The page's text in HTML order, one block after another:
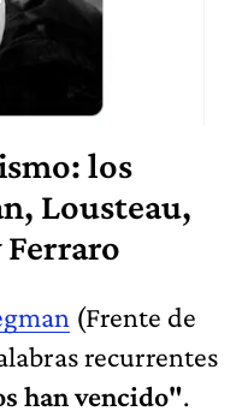
los
Lousteau,
Ferraro
(Frente de
recurrentes
han vencido".